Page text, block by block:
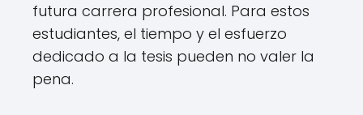
futura carrera profesional. Para estos
estudiantes, el tiempo y el esfuerzo
dedicado a la tesis pueden no valer la
pena.